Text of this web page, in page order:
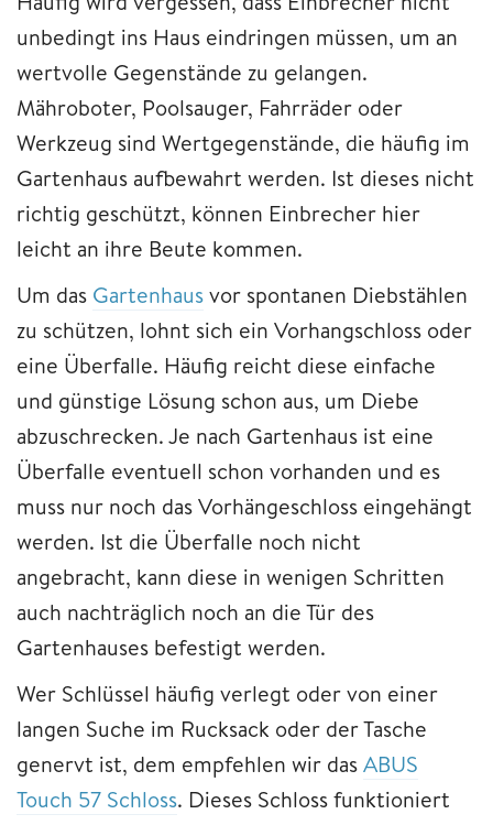
unbedingt ins Haus eindringen müssen, um an
wertvolle Gegenstände zu gelangen.
Mähroboter, Poolsauger, Fahrräder oder
Werkzeug sind Wertgegenstände, die häufig im
Gartenhaus aufbewahrt werden. Ist dieses nicht
richtig geschützt, können Einbrecher hier
leicht an ihre Beute kommen.
Um das Gartenhausvor spontanen Diebstählen
zu schützen, lohnt sich ein Vorhangschloss oder
eine Überfalle. Häufig reicht diese einfache
und günstige Lösung schon aus, um Diebe
abzuschrecken. Je nach Gartenhaus ist eine
Überfalle eventuell schon vorhanden und es
muss nur noch das Vorhängeschloss eingehängt
werden. Ist die Überfalle noch nicht
angebracht, kann diese in wenigen Schritten
auch nachträglich noch an die Tür des
Gartenhauses befestigt werden.
Wer Schlüssel häufig verlegt oder von einer
langen Suche im Rucksack oder der Tasche
genervt ist, dem empfehlen wir dasABUS
Touch 57 Schloss. Dieses Schloss funktioniert